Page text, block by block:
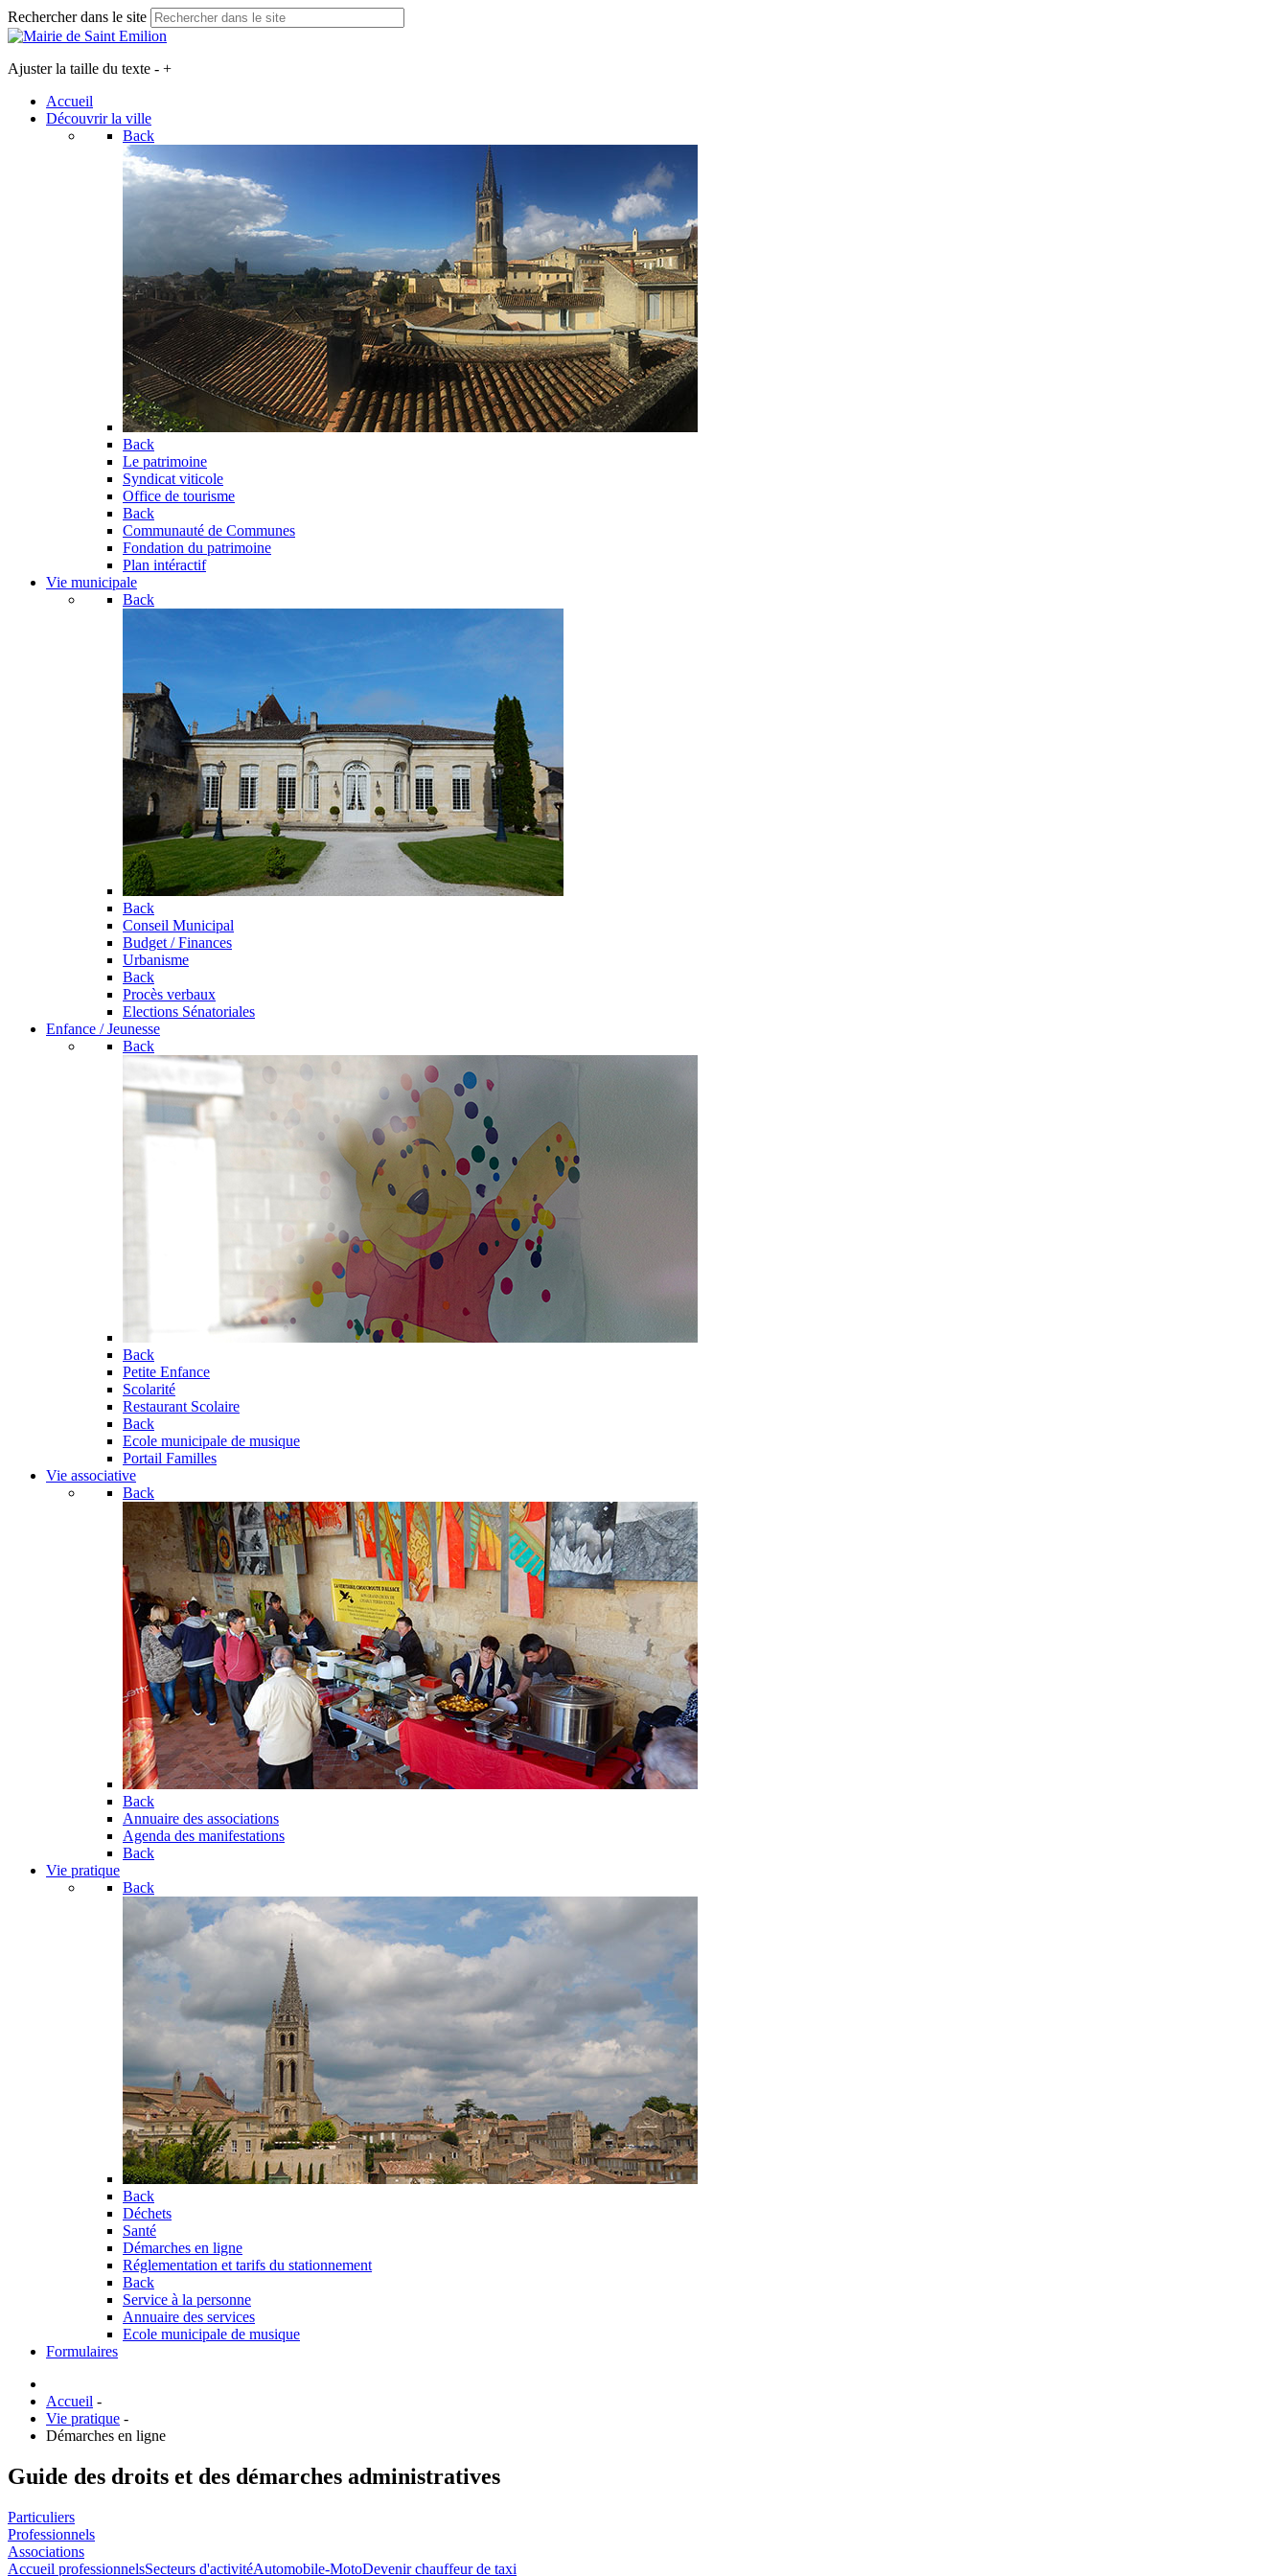
Rechercher dans le site
Ajuster la taille du texte - +
Accueil
Découvrir la ville
Back
Back
Le patrimoine
Syndicat viticole
Office de tourisme
Back
Communauté de Communes
Fondation du patrimoine
Plan intéractif
Vie municipale
Back
Back
Conseil Municipal
Budget / Finances
Urbanisme
Back
Procès verbaux
Elections Sénatoriales
Enfance / Jeunesse
Back
Back
Petite Enfance
Scolarité
Restaurant Scolaire
Back
Ecole municipale de musique
Portail Familles
Vie associative
Back
Back
Annuaire des associations
Agenda des manifestations
Back
Vie pratique
Back
Back
Déchets
Santé
Démarches en ligne
Réglementation et tarifs du stationnement
Back
Service à la personne
Annuaire des services
Ecole municipale de musique
Formulaires
Accueil -
Vie pratique -
Démarches en ligne
Guide des droits et des démarches administratives
Particuliers
Professionnels
Associations
Accueil professionnelsSecteurs d'activitéAutomobile-MotoDevenir chauffeur de taxi